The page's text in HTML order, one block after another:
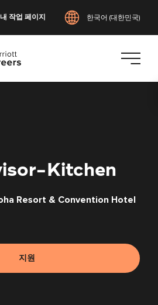
내 작업 페이지 한국어 (대한민국)
Kitchen
Resort & Convention Hotel
지원